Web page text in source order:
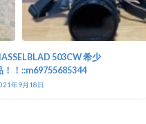
503CW 希少
！！::m69755685344
年9月18日